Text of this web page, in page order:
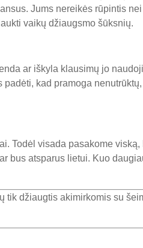
Jums nereikės rūpintis
vaikų džiaugsmo šūksnių.
ar iškyla klausimų jo
kad pramoga
Todėl visada pasakome
bus atsparus lietui. Kuo
tik džiaugtis akimirkomis su